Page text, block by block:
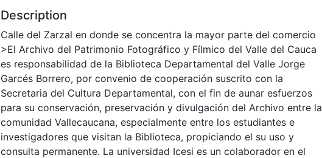
Description
Calle del Zarzal en donde se concentra la mayor parte del comercio
>El Archivo del Patrimonio Fotográfico y Fílmico del Valle del Cauca
es responsabilidad de la Biblioteca Departamental del Valle Jorge
Garcés Borrero, por convenio de cooperación suscrito con la
Secretaria del Cultura Departamental, con el fin de aunar esfuerzos
para su conservación, preservación y divulgación del Archivo entre la
comunidad Vallecaucana, especialmente entre los estudiantes e
investigadores que visitan la Biblioteca, propiciando el su uso y
consulta permanente. La universidad Icesi es un colaborador en el